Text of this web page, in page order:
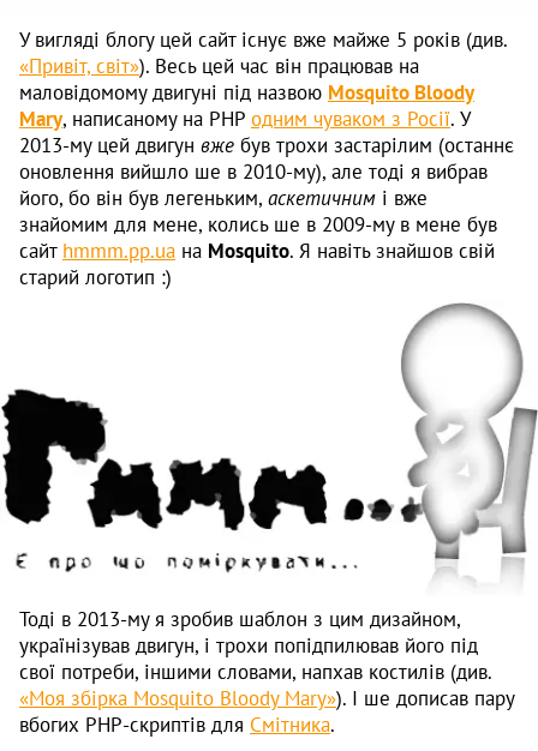
У вигляді блогу цей сайт існує вже майже 5 років (див.
«Привіт, світ»). Весь цей час він працював на
маловідомому двигуні під назвою Mosquito Bloody
Mary, написаному на PHP одним чуваком з Росії. У
2013-му цей двигун вже був трохи застарілим (останнє
оновлення вийшло ше в 2010-му), але тоді я вибрав
його, бо він був легеньким, аскетичним і вже
знайомим для мене, колись ше в 2009-му в мене був
сайт hmmm.pp.ua на Mosquito. Я навіть знайшов свій
старий логотип :)
Тоді в 2013-му я зробив шаблон з цим дизайном,
українізував двигун, і трохи попідпилював його під
свої потреби, іншими словами, напхав костилів (див.
«Моя збірка Mosquito Bloody Mary»). І ше дописав пару
вбогих PHP-скриптів для Смітника.